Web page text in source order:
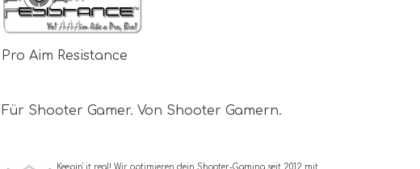
Pro Aim Resistance
Für Shooter Gamer. Von Shooter Gamern.
Keepin' it real! Wir optimieren dein Shooter-Gaming seit 2012 mit